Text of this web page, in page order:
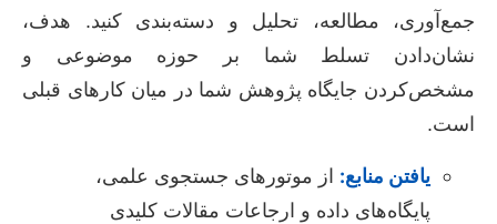
جمع‌آوری، مطالعه، تحلیل و دسته‌بندی کنید. هدف،
نشان‌دادن تسلط شما بر حوزه موضوعی و
مشخص‌کردن جایگاه پژوهش شما در میان کارهای قبلی
است.
یافتن منابع: از موتورهای جستجوی علمی،
پایگاه‌های داده و ارجاعات مقالات کلیدی